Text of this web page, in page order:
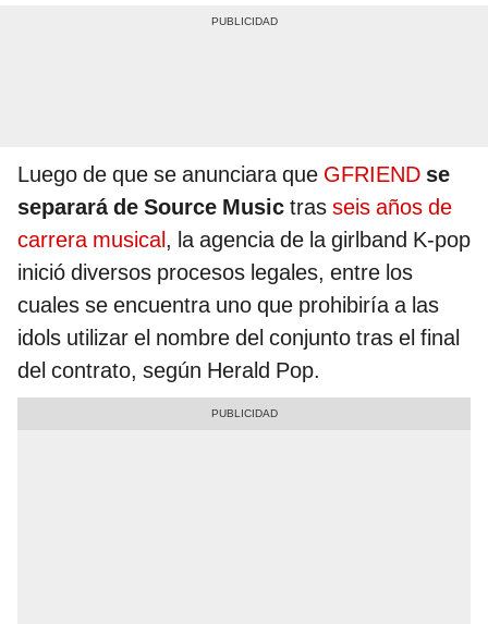
Luego de que se anunciara que GFRIEND se
separará de Source Music tras seis años de
carrera musical, la agencia de la girlband K-pop
inició diversos procesos legales, entre los
cuales se encuentra uno que prohibiría a las
idols utilizar el nombre del conjunto tras el final
del contrato, según Herald Pop.